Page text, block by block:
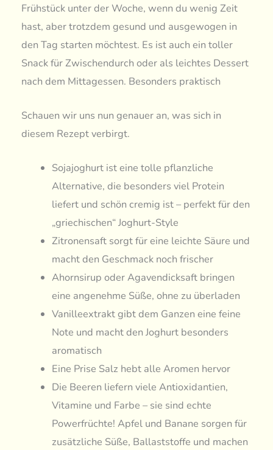
Frühstück unter der Woche, wenn du wenig Zeit
hast, aber trotzdem gesund und ausgewogen in
den Tag starten möchtest. Es ist auch ein toller
Snack für Zwischendurch oder als leichtes Dessert
nach dem Mittagessen. Besonders praktisch
Schauen wir uns nun genauer an, was sich in
diesem Rezept verbirgt.
Sojajoghurt ist eine tolle pflanzliche
Alternative, die besonders viel Protein
liefert und schön cremig ist – perfekt für den
„griechischen“ Joghurt-Style
Zitronensaft sorgt für eine leichte Säure und
macht den Geschmack noch frischer
Ahornsirup oder Agavendicksaft bringen
eine angenehme Süße, ohne zu überladen
Vanilleextrakt gibt dem Ganzen eine feine
Note und macht den Joghurt besonders
aromatisch
Eine Prise Salz hebt alle Aromen hervor
Die Beeren liefern viele Antioxidantien,
Vitamine und Farbe – sie sind echte
Powerfrüchte! Apfel und Banane sorgen für
zusätzliche Süße, Ballaststoffe und machen